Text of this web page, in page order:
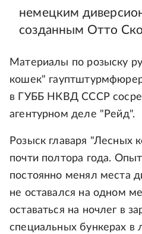
немецким
созданным Отто
Материалы по розыску
кошек"
в ГУББ НКВД СССР
агентурном деле "Рейд".
Розыск главаря "Лесных
почти полтора года.
постоянно менял места
не оставался на одном
оставаться на ночлег в
специальных бункерах в